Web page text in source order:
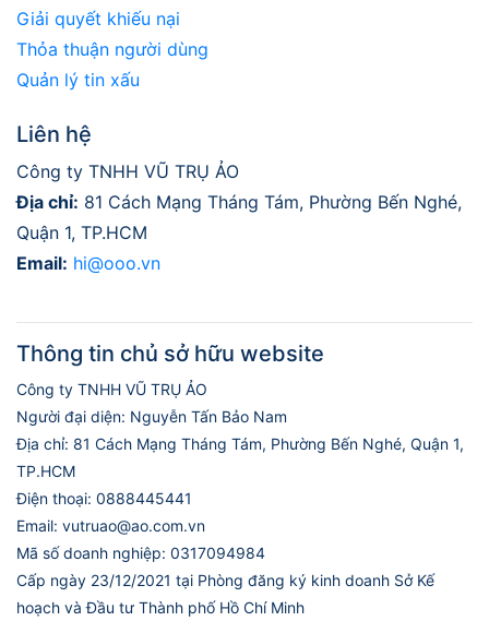
Giải quyết khiếu nại
Thỏa thuận người dùng
Quản lý tin xấu
Liên hệ
Công ty TNHH VŨ TRỤ ẢO
Địa chỉ: 81 Cách Mạng Tháng Tám, Phường Bến Nghé,
Quận 1, TP.HCM
Email: hi@ooo.vn
Thông tin chủ sở hữu website
Công ty TNHH VŨ TRỤ ẢO
Người đại diện: Nguyễn Tấn Bảo Nam
Địa chỉ: 81 Cách Mạng Tháng Tám, Phường Bến Nghé, Quận 1,
TP.HCM
Điện thoại: 0888445441
Email: vutruao@ao.com.vn
Mã số doanh nghiệp: 0317094984
Cấp ngày 23/12/2021 tại Phòng đăng ký kinh doanh Sở Kế
hoạch và Đầu tư Thành phố Hồ Chí Minh